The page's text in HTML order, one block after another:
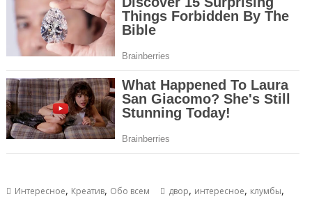
Интересное, Креатив, Обо всем двор, интересное, клумбы,